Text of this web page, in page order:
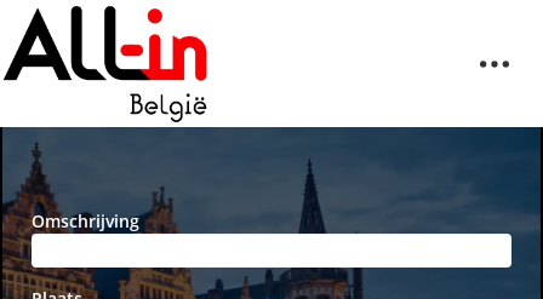
Omschrijving